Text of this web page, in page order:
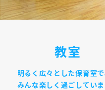
教室
明るく広々とした保育室で
みんな楽しく過ごしていま